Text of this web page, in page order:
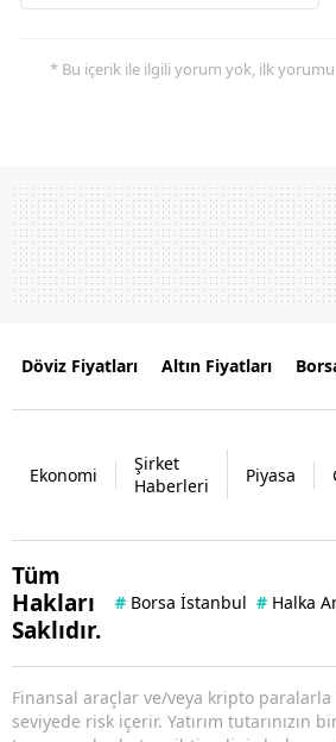
* Bu içerik ile ilgili yorum yok, ilk yorumu
Döviz Fiyatları Altın Fiyatları
Ekonomi
Şirket
Haberleri
Piyasa
Tüm
Hakları
Saklıdır.
# Borsa İstanbul # Halka
Finansal araçlar ve/veya kripto
seviyede risk içerir. Yatırım tutarınızın